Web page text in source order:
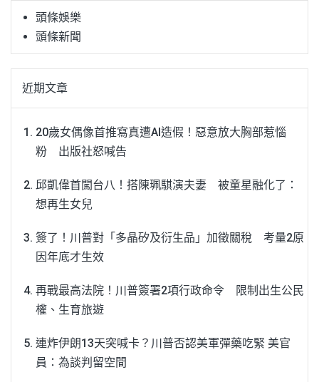
頭條娛樂
頭條新聞
近期文章
20歲女偶像首推寫真遭AI造假！惡意放大胸部惹惱
粉 出版社怒喊告
邱凱偉首闖台八！搭陳珮騏演夫妻 被童星融化了：
想再生女兒
簽了！川普對「多晶矽及衍生品」加徵關稅 考量2原
因年底才生效
再戰最高法院！川普簽署2項行政命令 限制出生公民
權、生育旅遊
連炸伊朗13天突喊卡？川普否認美軍彈藥吃緊 美官
員：為談判留空間